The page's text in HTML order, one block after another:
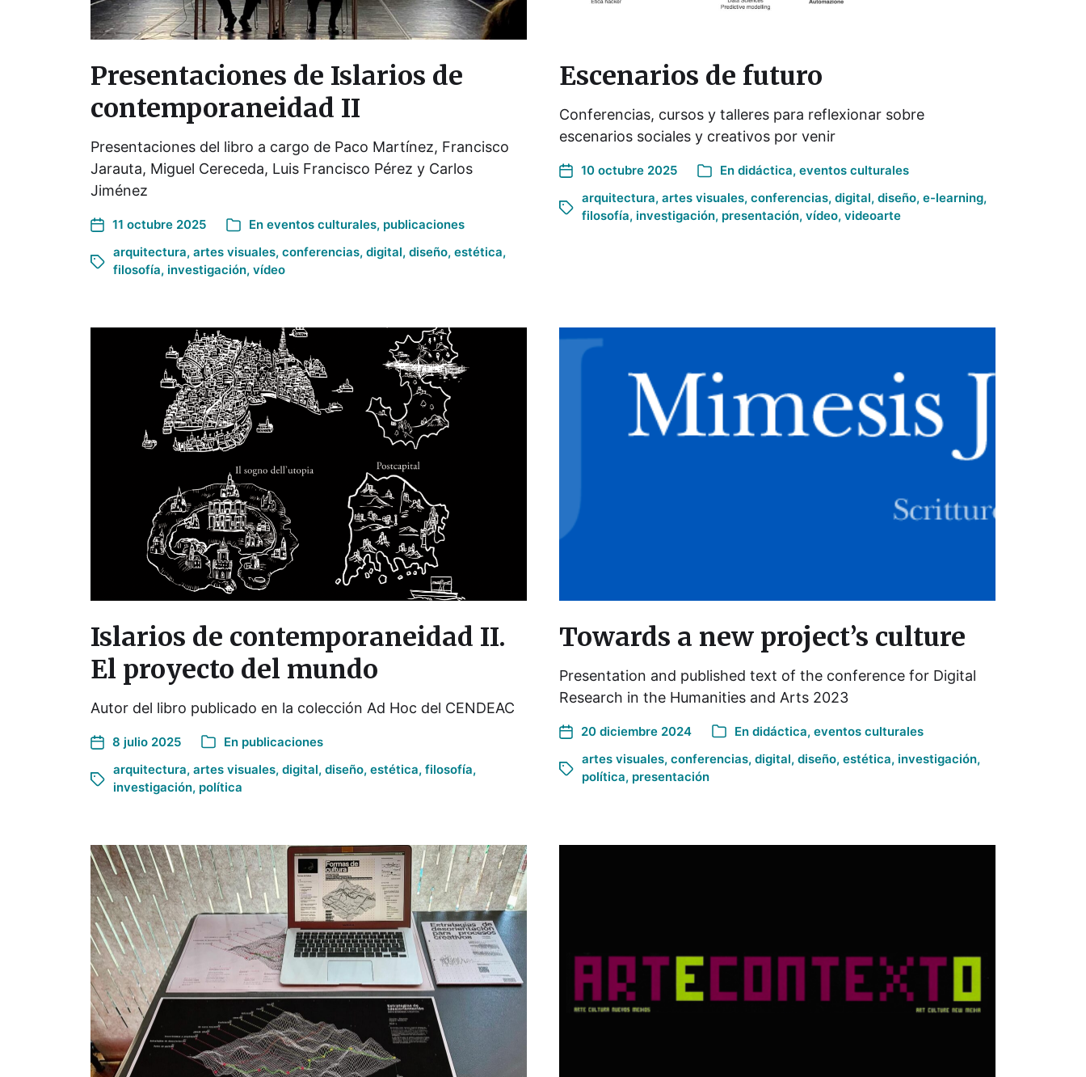
Presentaciones de Islarios de
contemporaneidad II
Presentaciones del libro a cargo de Paco Martínez, Francisco
Jarauta, Miguel Cereceda, Luis Francisco Pérez y Carlos
Jiménez
11 octubre 2025 En eventos culturales, publicaciones
arquitectura, artes visuales, conferencias, digital, diseño, estética,
filosofía, investigación, vídeo
Escenarios de futuro
Conferencias, cursos y talleres para reflexionar sobre
escenarios sociales y creativos por venir
10 octubre 2025 En didáctica, eventos culturales
arquitectura, artes visuales, conferencias, digital, diseño, e-learning,
filosofía, investigación, presentación, vídeo, videoarte
Islarios de contemporaneidad II.
El proyecto del mundo
Autor del libro publicado en la colección Ad Hoc del CENDEAC
8 julio 2025 En publicaciones
arquitectura, artes visuales, digital, diseño, estética, filosofía,
investigación, política
Towards a new project’s culture
Presentation and published text of the conference for Digital
Research in the Humanities and Arts 2023
20 diciembre 2024 En didáctica, eventos culturales
artes visuales, conferencias, digital, diseño, estética, investigación,
política, presentación